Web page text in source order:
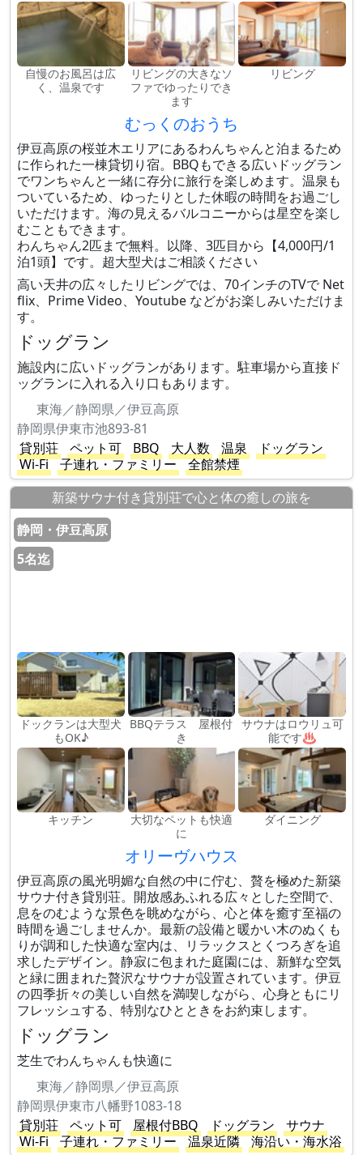
自慢のお風呂は広
く、温泉です
リビングの大きなソ
ファでゆったりでき
ます
リビング
むっくのおうち
伊豆高原の桜並木エリアにあるわんちゃんと泊まるため
に作られた一棟貸切り宿。BBQもできる広いドッグラン
でワンちゃんと一緒に存分に旅行を楽しめます。温泉も
ついているため、ゆったりとした休暇の時間をお過ごし
いただけます。海の見えるバルコニーからは星空を楽し
むこともできます。
わんちゃん2匹まで無料。以降、3匹目から【4,000円/1
泊1頭】です。超大型犬はご相談ください
高い天井の広々したリビングでは、70インチのTVで Net
flix、Prime Video、Youtube などがお楽しみいただけま
す。
ドッグラン
施設内に広いドッグランがあります。駐車場から直接ド
ッグランに入れる入り口もあります。
東海／静岡県／伊豆高原
静岡県伊東市池893-81
貸別荘
ペット可 BBQ 大人数 温泉
ドッグラン
Wi-Fi
子連れ・ファミリー
全館禁煙
新築サウナ付き貸別荘で心と体の癒しの旅を
静岡・伊豆高原
5名迄
ドックランは大型犬
もOK♪
BBQテラス 屋根付
き
サウナはロウリュ可
能です♨
キッチン
大切なペットも快適
に
ダイニング
オリーヴハウス
伊豆高原の風光明媚な自然の中に佇む、贅を極めた新築
サウナ付き貸別荘。開放感あふれる広々とした空間で、
息をのむような景色を眺めながら、心と体を癒す至福の
時間を過ごしませんか。最新の設備と暖かい木のぬくも
りが調和した快適な室内は、リラックスとくつろぎを追
求したデザイン。静寂に包まれた庭園には、新鮮な空気
と緑に囲まれた贅沢なサウナが設置されています。伊豆
の四季折々の美しい自然を満喫しながら、心身ともにリ
フレッシュする、特別なひとときをお約束します。
ドッグラン
芝生でわんちゃんも快適に
東海／静岡県／伊豆高原
静岡県伊東市八幡野1083-18
貸別荘
ペット可 屋根付BBQ ドッグラン
サウナ
Wi-Fi
子連れ・ファミリー 温泉近隣
海沿い・海水浴